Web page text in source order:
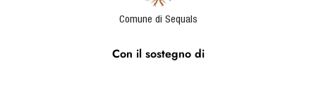
Comune di Sequals
Con il sostegno di